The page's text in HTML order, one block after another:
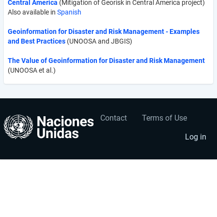
Central America (Mitigation of Georisk in Central America project)
Also available in Spanish
Geoinformation for Disaster and Risk Management - Examples
and Best Practices (UNOOSA and JBGIS)
The Value of Geoinformation for Disaster and Risk Management
(UNOOSA et al.)
Footer
Contact Terms of Use
User
account
menu
Log in